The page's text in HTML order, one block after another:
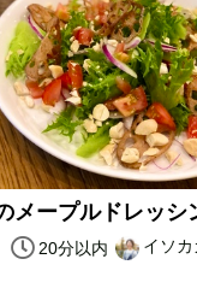
20分以内 イソカ